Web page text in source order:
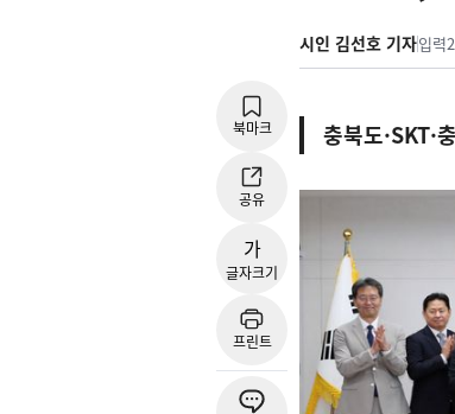
시인 김선호 기자입력
북마크
공유
가
글자크기
프린트
충북도·SKT·